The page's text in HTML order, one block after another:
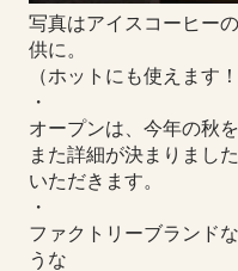
写真はアイスコーヒー
供に。
（ホットにも使えます！
・
オープンは、今年の秋
また詳細が決まりまし
いただきます。
・
ファクトリーブランド
うな